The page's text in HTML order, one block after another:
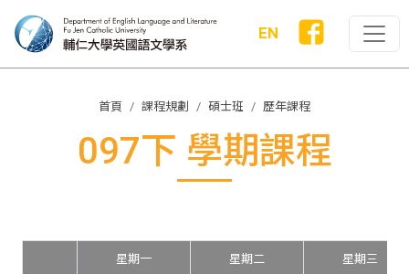
EN
首頁 課程規劃 碩士班 歷年課程
097下 學期課程
星期一 星期二 星期三